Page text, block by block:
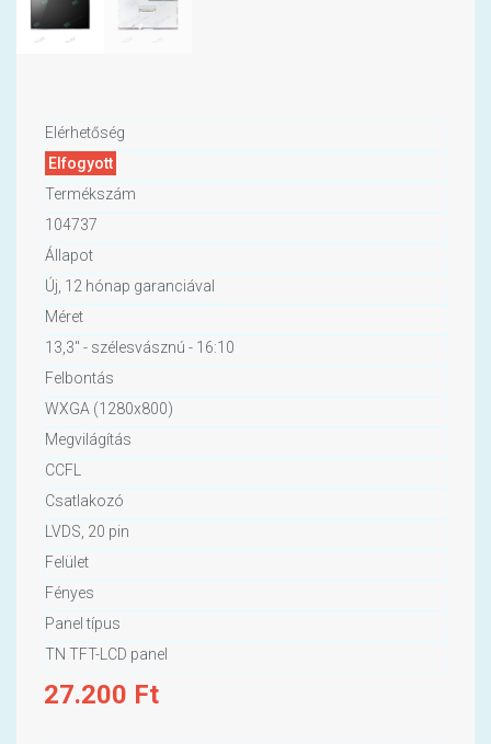
Elérhetőség
Elfogyott
Termékszám
104737
Állapot
Új, 12 hónap garanciával
Méret
13,3" - szélesvásznú - 16:10
Felbontás
WXGA (1280x800)
Megvilágítás
CCFL
Csatlakozó
LVDS, 20 pin
Felület
Fényes
Panel típus
TN TFT-LCD panel
27.200 Ft